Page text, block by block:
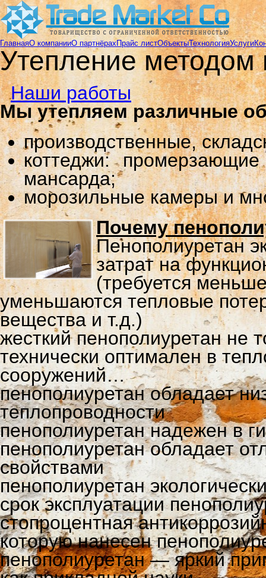
ГлавнаяО компанииО партнёрахПрайс листОбъектыТехнологияУслуги
Утепление методом
Наши работы
Мы утепляем различные
производственные,
коттеджи:
мансарда;
морозильные камеры и
Почему
Пенополиуретан
затрат на
(требуется
уменьшаются тепловые
вещества и т.д.)
жесткий пенополиуретан не
технически оптимален в
сооружений…
пенополиуретан обладает
теплопроводности
пенополиуретан надежен в
пенополиуретан обладает
свойствами
пенополиуретан
срок эксплуатации
стопроцентная
которую нанесен
пенополиуретан — яркий